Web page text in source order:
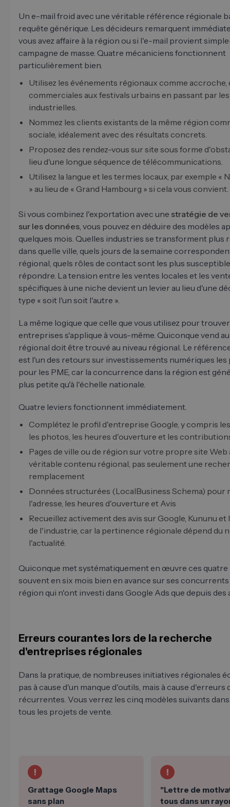
Un e-mail froid avec une véritable référence régionale
requête générique. Les décideurs remarquent
vous avez affaire à la région ou si l'e-mail provient
campagne de masse. Quatre mécaniciens fonctionnent
particulièrement bien.
Utilisez les événements régionaux comme accroche,
commerciales aux festivals urbains en passant par
industrielles.
Nommez les clients existants de la même région
sociale, idéalement avec des résultats concrets.
Proposez des rendez-vous sur site sous forme
lieu d'une longue séquence de télécommunications.
Utilisez la langue et les termes locaux, par exemple «
» au lieu de « Grand Hambourg » si cela vous convient.
Si vous combinez l'exportation avec une stratégie de
sur les données, vous pouvez en déduire des modèles
quelques mois. Quelles industries se transforment plus
dans quelle ville, quels jours de la semaine
régional, quels rôles de contact sont les plus
répondre. La tension entre les ventes locales et les
spécifiques à une niche devient un levier au lieu d'une
type « soit l'un soit l'autre ».
La même logique que celle que vous utilisez pour
entreprises s'applique à vous-même. Quiconque vend
régional doit être trouvé au niveau régional. Le
est l'un des retours sur investissements numériques les
pour les PME, car la concurrence dans la région est
plus petite qu'à l'échelle nationale.
Quatre leviers fonctionnent immédiatement.
Complétez le profil d'entreprise Google, y compris
les photos, les heures d'ouverture et les
Pages de ville ou de région sur votre propre site Web
véritable contenu régional, pas seulement une
remplacement
Données structurées (LocalBusiness Schema) pour
l'adresse, les heures d'ouverture et Avis
Recueillez activement des avis sur Google, Kununu
de l'industrie, car la pertinence régionale dépend du
l'actualité.
Quiconque met systématiquement en œuvre ces
souvent en six mois bien en avance sur ses
région qui n'ont investi dans Google Ads que depuis des
Erreurs courantes lors de la recherche
d'entreprises régionales
Dans la pratique, de nombreuses initiatives régionales
pas à cause d'un manque d'outils, mais à cause d'erreurs
récurrentes. Vous verrez les cinq modèles suivants
tous les projets de vente.
!
Grattage Google Maps
sans plan
!
"Lettre de
tous dans un